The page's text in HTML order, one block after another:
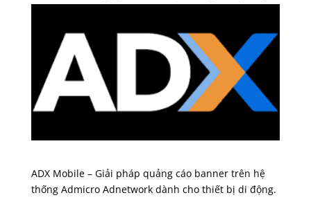
cáo digital
ADX Mobile – Giải pháp quảng cáo banner trên hệ
thống Admicro Adnetwork dành cho thiết bị di động.